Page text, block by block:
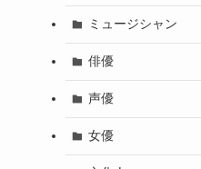
ミュージシャン
俳優
声優
女優